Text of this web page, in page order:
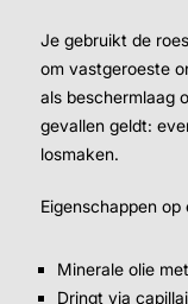
Je gebruikt de
om vastgeroeste
als beschermlaag
gevallen geldt:
losmaken.
Eigenschappen op
Minerale olie
Dringt via